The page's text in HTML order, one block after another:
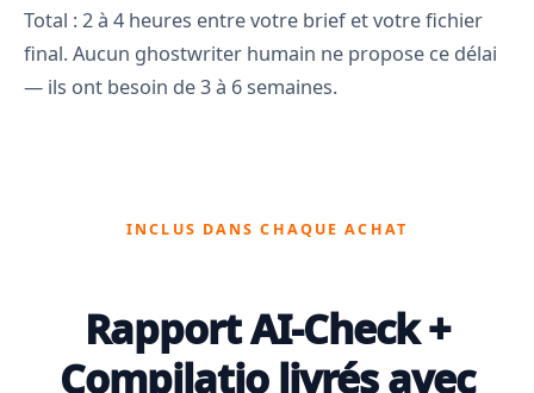
Total : 2 à 4 heures entre votre brief et votre fichier
final. Aucun ghostwriter humain ne propose ce délai
— ils ont besoin de 3 à 6 semaines.
INCLUS DANS CHAQUE ACHAT
Rapport AI-Check +
Compilatio livrés avec